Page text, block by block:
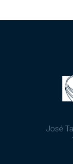
José